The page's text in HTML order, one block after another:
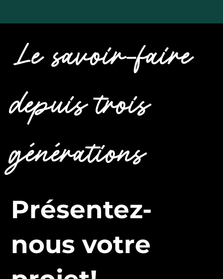
Présentez-
nous votre
Le savoir-faire
depuis trois
générations